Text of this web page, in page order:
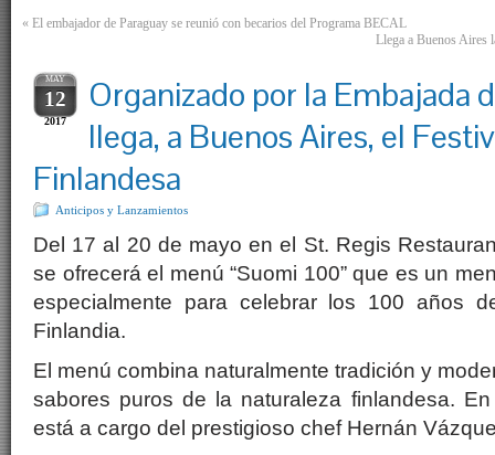
« El embajador de Paraguay se reunió con becarios del Programa BECAL
Llega a Buenos
MAY
12
2017
Organizado por la Embajada
llega, a Buenos Aires, el
Finlandesa
Anticipos y Lanzamientos
Del 17 al 20 de mayo en el St. Regis
se ofrecerá el menú “Suomi 100” que es un
especialmente para celebrar los 100 años
Finlandia.
El menú combina naturalmente tradición y
sabores puros de la naturaleza finlandesa.
está a cargo del prestigioso chef Hernán